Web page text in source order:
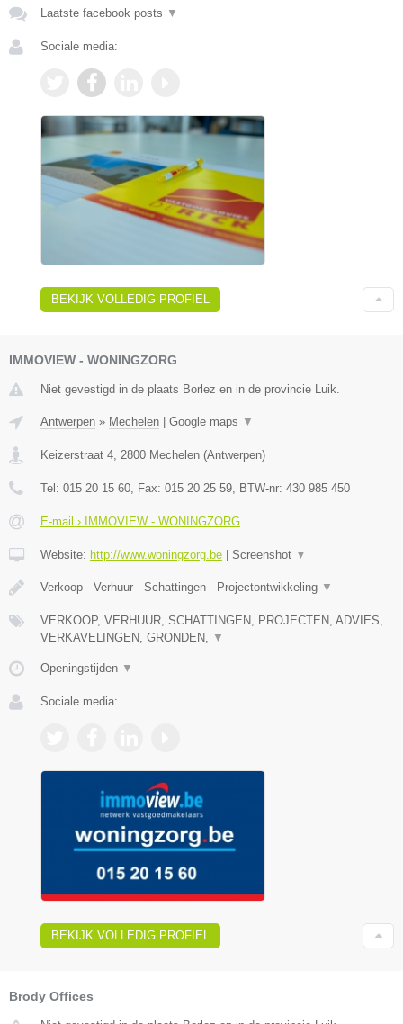
Laatste facebook posts ▼
Sociale media:
BEKIJK VOLLEDIG PROFIEL
IMMOVIEW - WONINGZORG
Niet gevestigd in de plaats Borlez en in de provincie Luik.
Antwerpen » Mechelen | Google maps ▼
Keizerstraat 4 2800 Mechelen (Antwerpen)
Tel: 015 20 15 60 , Fax: 015 20 25 59 , BTW-nr: 430 985 450
E-mail › IMMOVIEW - WONINGZORG
Website: http://www.woningzorg.be | Screenshot ▼
Verkoop - Verhuur - Schattingen - Projectontwikkeling ▼
VERKOOP, VERHUUR, SCHATTINGEN, PROJECTEN, ADVIES,
VERKAVELINGEN, GRONDEN,
▼
Openingstijden ▼
Sociale media:
BEKIJK VOLLEDIG PROFIEL
Brody Offices